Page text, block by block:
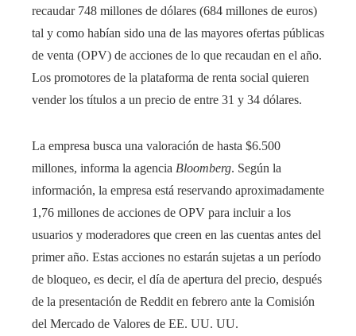
recaudar 748 millones de dólares (684 millones de euros)
tal y como habían sido una de las mayores ofertas públicas
de venta (OPV) de acciones de lo que recaudan en el año.
Los promotores de la plataforma de renta social quieren
vender los títulos a un precio de entre 31 y 34 dólares.
La empresa busca una valoración de hasta $6.500
millones, informa la agencia Bloomberg. Según la
información, la empresa está reservando aproximadamente
1,76 millones de acciones de OPV para incluir a los
usuarios y moderadores que creen en las cuentas antes del
primer año. Estas acciones no estarán sujetas a un período
de bloqueo, es decir, el día de apertura del precio, después
de la presentación de Reddit en febrero ante la Comisión
del Mercado de Valores de EE. UU. UU.